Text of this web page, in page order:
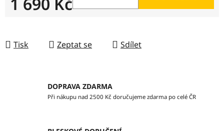
Tisk Zeptat se Sdílet
DOPRAVA ZDARMA
Při nákupu nad 2500 Kč doručujeme zdarma po celé ČR